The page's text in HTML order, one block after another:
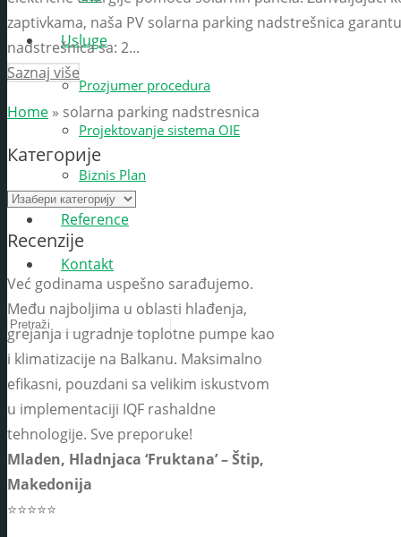
Usluge
Prozjumer procedura
Projektovanje sistema OIE
Biznis Plan
Reference
Kontakt
zaptivkama, naša PV solarna parking nadstrešnica
nadstrešnica sa: 2...
Saznaj više
Home » solarna parking nadstresnica
Категорије
Recenzije
Već godinama uspešno sarađujemo.
Među najboljima u oblasti hlađenja,
grejanja i ugradnje toplotne pumpe kao
i klimatizacije na Balkanu. Maksimalno
efikasni, pouzdani sa velikim iskustvom
u implementaciji IQF rashaldne
tehnologije. Sve preporuke!
Mladen, Hladnjaca ‘Fruktana’ – Štip,
Makedonija
⭐⭐⭐⭐⭐